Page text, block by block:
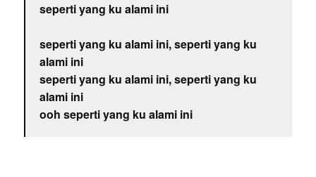
seperti yang ku alami ini
seperti yang ku alami ini, seperti yang ku
alami ini
seperti yang ku alami ini, seperti yang ku
alami ini
ooh seperti yang ku alami ini